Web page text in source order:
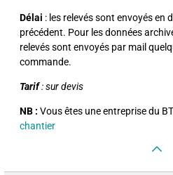
Délai : les relevés sont envoyés en
précédent. Pour les données
relevés sont envoyés par mail
commande.
Tarif: sur devis
NB : Vous êtes une entreprise du
chantier